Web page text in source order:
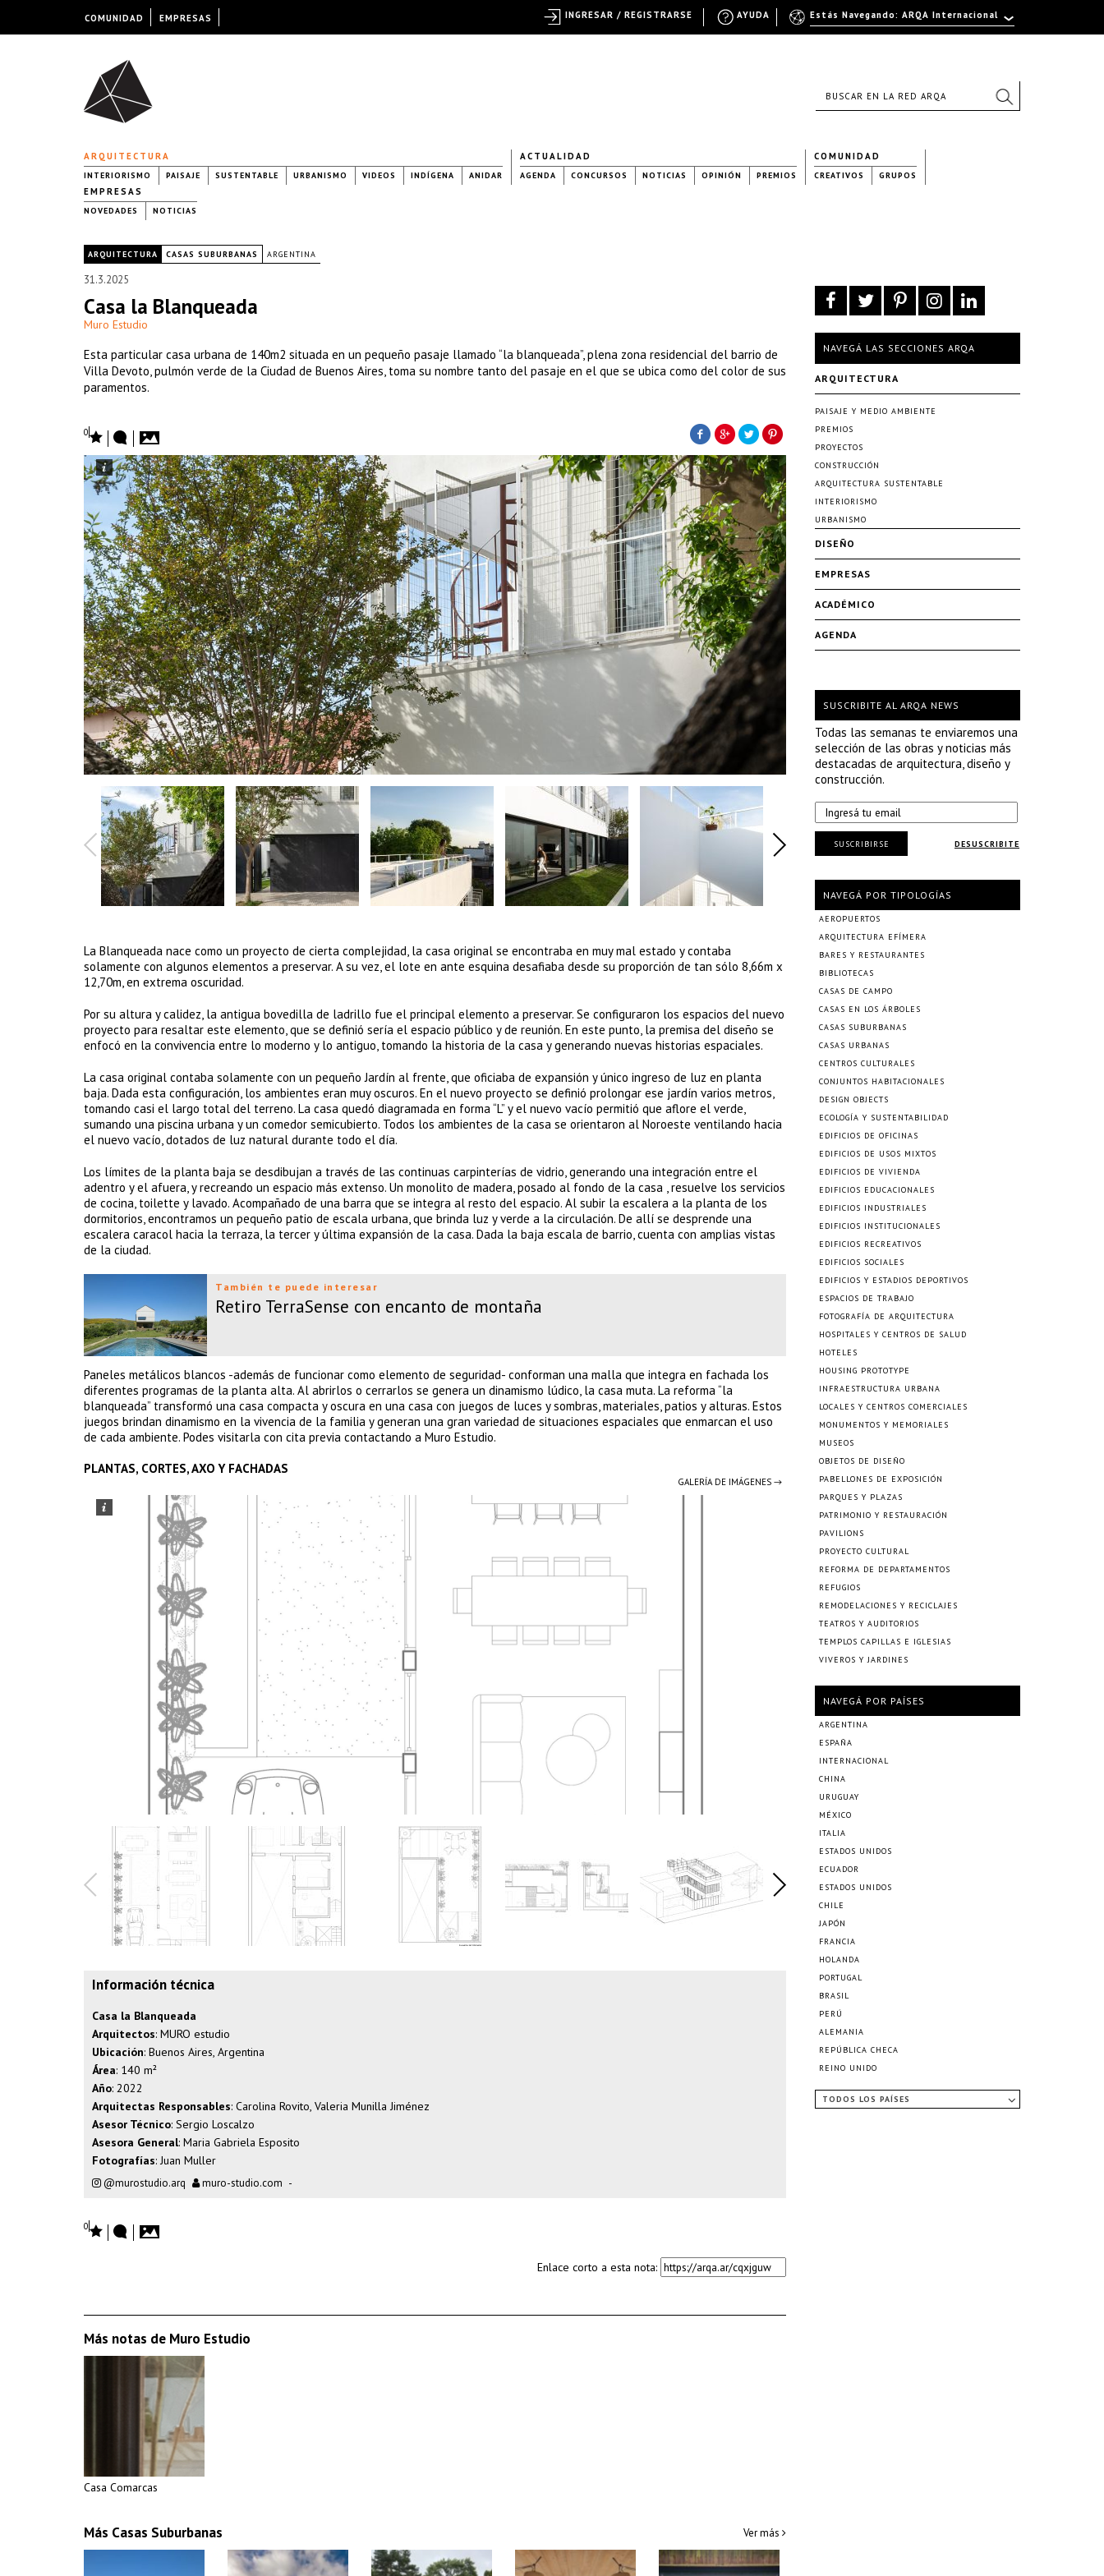
ARQUITECTURA
INTERIORISMO PAISAJE SUSTENTABLE URBANISMO VIDEOS INDÍGENA ANIDAR
ACTUALIDAD
AGENDA CONCURSOS NOTICIAS OPINIÓN PREMIOS
COMUNIDAD
CREATIVOS GRUPOS
EMPRESAS
NOVEDADES NOTICIAS
ARQUITECTURA CASAS SUBURBANAS ARGENTINA
31.3.2025
Casa la Blanqueada
Muro Estudio
Esta particular casa urbana de 140m2 situada en un pequeño pasaje llamado “la blanqueada”, plena zona residencial del barrio de
Villa Devoto, pulmón verde de la Ciudad de Buenos Aires, toma su nombre tanto del pasaje en el que se ubica como del color de sus
paramentos.
0
La Blanqueada nace como un proyecto de cierta complejidad, la casa original se encontraba en muy mal estado y contaba
solamente con algunos elementos a preservar. A su vez, el lote en ante esquina desafiaba desde su proporción de tan sólo 8,66m x
12,70m, en extrema oscuridad.
Por su altura y calidez, la antigua bovedilla de ladrillo fue el principal elemento a preservar. Se configuraron los espacios del nuevo
proyecto para resaltar este elemento, que se definió sería el espacio público y de reunión. En este punto, la premisa del diseño se
enfocó en la convivencia entre lo moderno y lo antiguo, tomando la historia de la casa y generando nuevas historias espaciales.
La casa original contaba solamente con un pequeño Jardín al frente, que oficiaba de expansión y único ingreso de luz en planta
baja. Dada esta configuración, los ambientes eran muy oscuros. En el nuevo proyecto se definió prolongar ese jardín varios metros,
tomando casi el largo total del terreno. La casa quedó diagramada en forma “L” y el nuevo vacío permitió que aflore el verde,
sumando una piscina urbana y un comedor semicubierto. Todos los ambientes de la casa se orientaron al Noroeste ventilando hacia
el nuevo vacío, dotados de luz natural durante todo el día.
Los límites de la planta baja se desdibujan a través de las continuas carpinterías de vidrio, generando una integración entre el
adentro y el afuera, y recreando un espacio más extenso. Un monolito de madera, posado al fondo de la casa , resuelve los servicios
de cocina, toilette y lavado. Acompañado de una barra que se integra al resto del espacio. Al subir la escalera a la planta de los
dormitorios, encontramos un pequeño patio de escala urbana, que brinda luz y verde a la circulación. De allí se desprende una
escalera caracol hacia la terraza, la tercer y última expansión de la casa. Dada la baja escala de barrio, cuenta con amplias vistas
de la ciudad.
También te puede interesar
Retiro TerraSense con encanto de montaña
Paneles metálicos blancos -además de funcionar como elemento de seguridad- conforman una malla que integra en fachada los
diferentes programas de la planta alta. Al abrirlos o cerrarlos se genera un dinamismo lúdico, la casa muta. La reforma “la
blanqueada” transformó una casa compacta y oscura en una casa con juegos de luces y sombras, materiales, patios y alturas. Estos
juegos brindan dinamismo en la vivencia de la familia y generan una gran variedad de situaciones espaciales que enmarcan el uso
de cada ambiente. Podes visitarla con cita previa contactando a Muro Estudio.
PLANTAS, CORTES, AXO Y FACHADAS
GALERÍA DE IMÁGENES →
Información técnica
Casa la Blanqueada
Arquitectos: MURO estudio
Ubicación: Buenos Aires, Argentina
Área: 140 m²
Año: 2022
Arquitectas Responsables: Carolina Rovito, Valeria Munilla Jiménez
Asesor Técnico: Sergio Loscalzo
Asesora General: Maria Gabriela Esposito
Fotografías: Juan Muller
@murostudio.arq muro-studio.com -
0
Enlace corto a esta nota:
Más notas de Muro Estudio
Casa Comarcas
Más Casas Suburbanas Ver más
NAVEGÁ LAS SECCIONES ARQA
ARQUITECTURA
PAISAJE Y MEDIO AMBIENTE
PREMIOS
PROYECTOS
CONSTRUCCIÓN
ARQUITECTURA SUSTENTABLE
INTERIORISMO
URBANISMO
DISEÑO
EMPRESAS
ACADÉMICO
AGENDA
SUSCRIBITE AL ARQA NEWS
Todas las semanas te enviaremos una
selección de las obras y noticias más
destacadas de arquitectura, diseño y
construcción.
DESUSCRIBITE
SUSCRIBIRSE
NAVEGÁ POR TIPOLOGÍAS
AEROPUERTOS
ARQUITECTURA EFÍMERA
BARES Y RESTAURANTES
BIBLIOTECAS
CASAS DE CAMPO
CASAS EN LOS ÁRBOLES
CASAS SUBURBANAS
CASAS URBANAS
CENTROS CULTURALES
CONJUNTOS HABITACIONALES
DESIGN OBJECTS
ECOLOGÍA Y SUSTENTABILIDAD
EDIFICIOS DE OFICINAS
EDIFICIOS DE USOS MIXTOS
EDIFICIOS DE VIVIENDA
EDIFICIOS EDUCACIONALES
EDIFICIOS INDUSTRIALES
EDIFICIOS INSTITUCIONALES
EDIFICIOS RECREATIVOS
EDIFICIOS SOCIALES
EDIFICIOS Y ESTADIOS DEPORTIVOS
ESPACIOS DE TRABAJO
FOTOGRAFÍA DE ARQUITECTURA
HOSPITALES Y CENTROS DE SALUD
HOTELES
HOUSING PROTOTYPE
INFRAESTRUCTURA URBANA
LOCALES Y CENTROS COMERCIALES
MONUMENTOS Y MEMORIALES
MUSEOS
OBJETOS DE DISEÑO
PABELLONES DE EXPOSICIÓN
PARQUES Y PLAZAS
PATRIMONIO Y RESTAURACIÓN
PAVILIONS
PROYECTO CULTURAL
REFORMA DE DEPARTAMENTOS
REFUGIOS
REMODELACIONES Y RECICLAJES
TEATROS Y AUDITORIOS
TEMPLOS CAPILLAS E IGLESIAS
VIVEROS Y JARDINES
NAVEGÁ POR PAÍSES
ARGENTINA
ESPAÑA
INTERNACIONAL
CHINA
URUGUAY
MÉXICO
ITALIA
ESTADOS UNIDOS
ECUADOR
ESTADOS UNIDOS
CHILE
JAPÓN
FRANCIA
HOLANDA
PORTUGAL
BRASIL
PERÚ
ALEMANIA
REPÚBLICA CHECA
REINO UNIDO
TODOS LOS PAÍSES
COMUNIDAD EMPRESAS Estás Navegando: ARQA Internacional
AYUDA
INGRESAR / REGISTRARSE